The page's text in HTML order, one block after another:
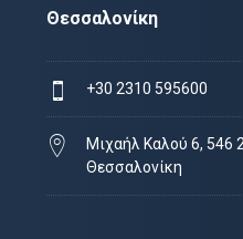
Θεσσαλονίκη
+30 2310 595600
Μιχαήλ Καλού 6, 546
Θεσσαλονίκη